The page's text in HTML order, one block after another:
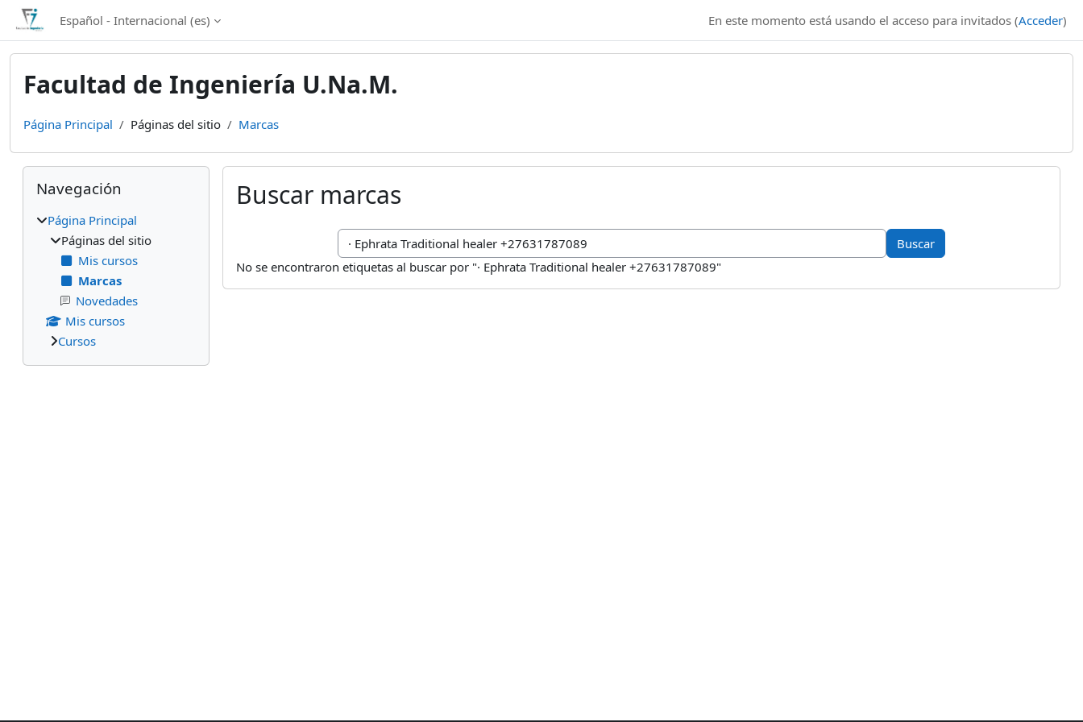
Salta al contenido principal
Español - Internacional ‎(es)‎ En este momento está usando el acceso para invitados (Acceder)
Facultad de Ingeniería U.Na.M.
Página Principal Páginas del sitio Marcas
Buscar marcas
Buscar marcas
No se encontraron etiquetas al buscar por "· Ephrata Traditional healer +27631787089"
Bloques
Salta Navegación
Navegación
Página Principal
Páginas del sitio
Mis cursos
Marcas
Novedades
Mis cursos
Cursos